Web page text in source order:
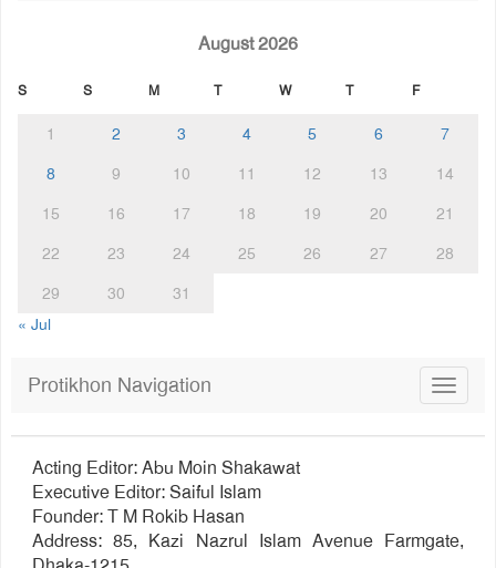
August 2026
S S M T W T F
1 2 3 4 5 6
7
8
9 10 11 12 13
14
15
16 17 18 19 20
21
22
23 24 25 26 27
28
29
30
31
« Jul
Toggle
Protikhon Navigation
Acting Editor: Abu Moin Shakawat
Executive Editor: Saiful Islam
Founder: T M Rokib Hasan
Address: 85, Kazi Nazrul Islam Avenue Farmgate,